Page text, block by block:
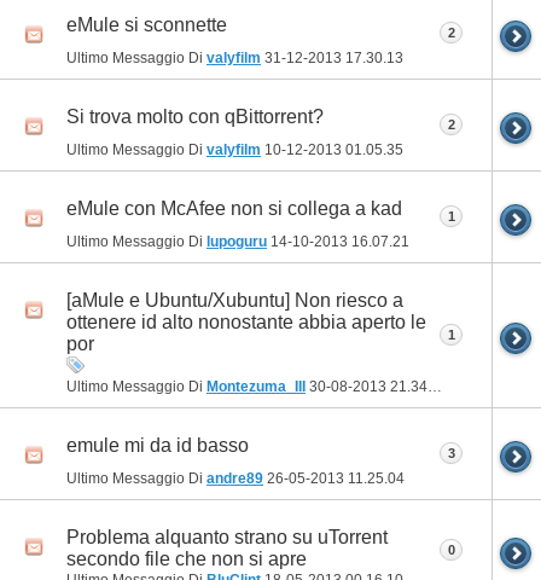
eMule si sconnette
Ultimo Messaggio Di valyfilm 31-12-2013 17.30.13
2
Si trova molto con qBittorrent?
Ultimo Messaggio Di valyfilm 10-12-2013 01.05.35
2
eMule con McAfee non si collega a kad
Ultimo Messaggio Di lupoguru 14-10-2013 16.07.21
1
[aMule e Ubuntu/Xubuntu] Non riesco a
ottenere id alto nonostante abbia aperto le
por
Ultimo Messaggio Di Montezuma_III 30-08-2013 21.34.11
1
emule mi da id basso
Ultimo Messaggio Di andre89 26-05-2013 11.25.04
3
Problema alquanto strano su uTorrent
secondo file che non si apre
0